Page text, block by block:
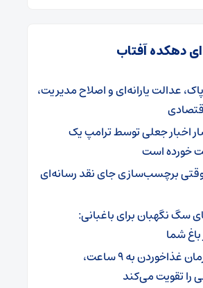
دهکده آفتاب
عدالت یارانه‌ای و اصلاح مدیریت،
اخبار جعلی توسط ترامپ یک
خورده است
برچسب‌سازی جای نقد رسانه‌ای
سگ نگهبان برای باغبانی:
شما
محدودکردن زمان غذاخوردن به ۹ ساعت،
را تقویت می‌کند